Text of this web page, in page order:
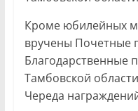
Кроме юбилейных
вручены Почетные
Благодарственные
Тамбовской
Череда